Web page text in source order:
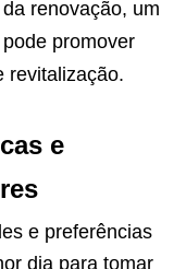
renovação, um
promover
revitalização.
e
e preferências
dia para tomar